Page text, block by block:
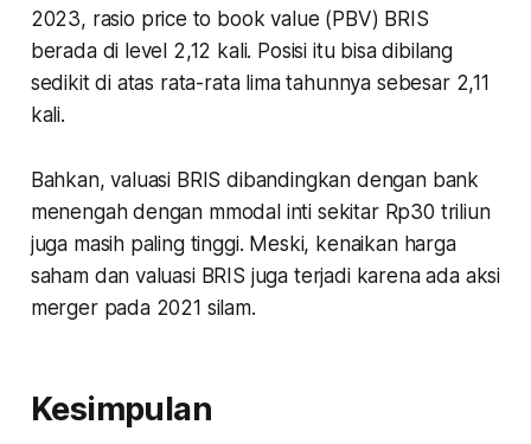
2023, rasio price to book value (PBV) BRIS
berada di level 2,12 kali. Posisi itu bisa dibilang
sedikit di atas rata-rata lima tahunnya sebesar 2,11
kali.
Bahkan, valuasi BRIS dibandingkan dengan bank
menengah dengan mmodal inti sekitar Rp30 triliun
juga masih paling tinggi. Meski, kenaikan harga
saham dan valuasi BRIS juga terjadi karena ada aksi
merger pada 2021 silam.
Kesimpulan